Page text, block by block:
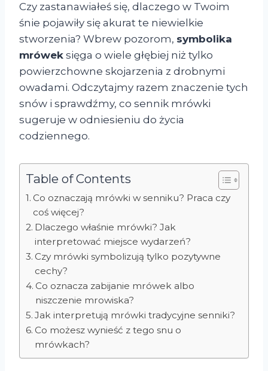
Czy zastanawiałeś się, dlaczego w Twoim
śnie pojawiły się akurat te niewielkie
stworzenia? Wbrew pozorom, symbolika
mrówek sięga o wiele głębiej niż tylko
powierzchowne skojarzenia z drobnymi
owadami. Odczytajmy razem znaczenie tych
snów i sprawdźmy, co sennik mrówki
sugeruje w odniesieniu do życia
codziennego.
Table of Contents
Co oznaczają mrówki w senniku? Praca czy
coś więcej?
Dlaczego właśnie mrówki? Jak
interpretować miejsce wydarzeń?
Czy mrówki symbolizują tylko pozytywne
cechy?
Co oznacza zabijanie mrówek albo
niszczenie mrowiska?
Jak interpretują mrówki tradycyjne senniki?
Co możesz wynieść z tego snu o
mrówkach?